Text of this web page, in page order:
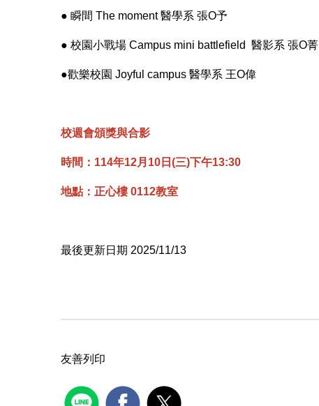
● 瞬間 The moment 醫學系 張O予
● 校園小戰場 Campus mini battlefield 醫影系 張O菁
●歡樂校園 Joyful campus 醫學系 王O偉
校週會頒獎與合影
時間：114年12月10日(三)下午13:30
地點：正心樓 0112教室
最後更新日期 2025/11/13
友善列印